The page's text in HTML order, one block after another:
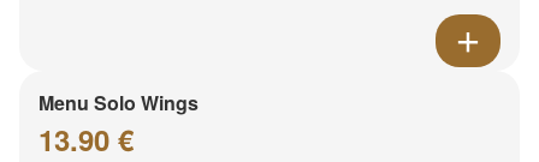
Menu Solo Wings
13.90 €